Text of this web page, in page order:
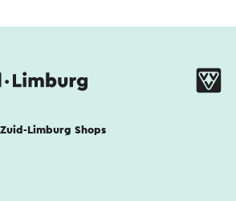
Limburg Shops